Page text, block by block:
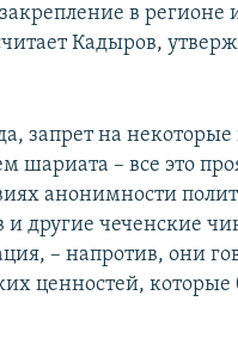
в регионе
Кадыров,
запрет на
шариата – все это
анонимности
другие чеченские
– напротив, они
ценностей, которые